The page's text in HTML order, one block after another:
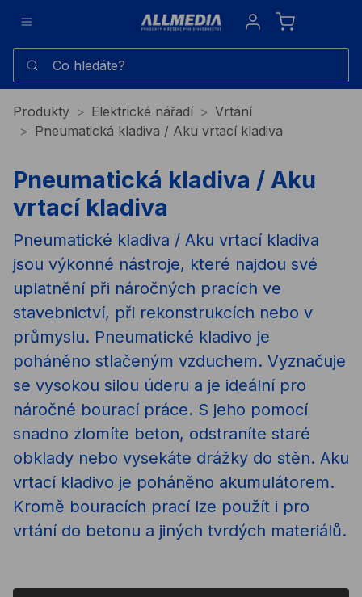
Sign in
Co hledáte?
Produkty Elektrické nářadí
Vrtání
Pneumatická kladiva / Aku vrtací kladiva
Pneumatická kladiva / Aku
vrtací kladiva
Pneumatické kladiva / Aku vrtací kladiva
jsou výkonné nástroje, které najdou své
uplatnění při náročných pracích ve
stavebnictví, při rekonstrukcích nebo v
průmyslu. Pneumatické kladivo je
poháněno stlačeným vzduchem. Vyznačuje
se vysokou silou úderu a je ideální pro
náročné bourací práce. S jeho pomocí
snadno zlomíte beton, odstraníte staré
obklady nebo vysekáte drážky do stěn. Aku
vrtací kladivo je poháněno akumulátorem.
Kromě bouracích prací lze použít i pro
vrtání do betonu a jiných tvrdých materiálů.